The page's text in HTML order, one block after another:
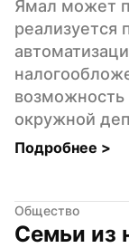
Ямал может
реализуется
возможность
окружной
Подробнее >
Общество
Семьи из